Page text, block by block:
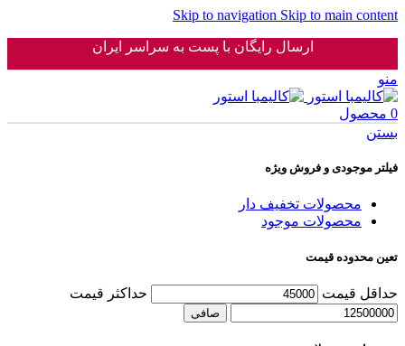
Skip to navigation Skip to main content
ارسال رایگان با پست به سراسر ایران
منو
0 محصول
بستن
فیلتر موجودی و فروش ویژه
محصولات تخفیف دار
محصولات موجود
تعین محدوده قیمت
حداقل قیمت حداكثر قيمت
صافی